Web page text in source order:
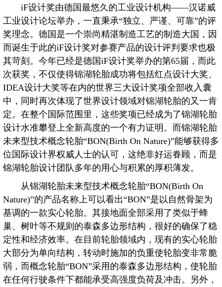
iF设计奖由德国最悠久的工业设计机构——汉诺威
工业设计论坛举办，一直秉承“独立、严谨、可靠”的评
奖理念。德国是一个崇尚精湛制造工艺的制造大国，因
而诞生于此的iF设计奖对参赛产品的设计评判要求也极
其苛刻。今年已经是德国iF设计奖举办的第65届，而此
次获奖，不仅使得锦湖轮胎成功将包括红点设计大奖、
IDEA设计大奖等在内的世界三大设计奖项全部收入囊
中，同时再次体现了世界设计领域对锦湖轮胎的又一肯
定。在整个国际范围里，这些奖项已经成为了锦湖轮胎
设计水准攀登上全新高度的一个有力证明。而锦湖轮胎
未来型技术概念轮胎“BON(Birth On Nature)”能够获得多
位国际设计界权威人士的认可，这绝非好运眷顾，而是
锦湖轮胎设计团队多年的用心与积累的厚积薄发。
从锦湖轮胎未来型技术概念轮胎“BON(Birth On
Nature)”的产品名称上可以看出“BON”是以自然骨架为
基调的一款实心轮胎。其接地面全部采用了类似于蜂
巢、树叶等不规则的泰森多边形结构，很好的确保了稳
定性和经济效率。在目前轮胎领域内，现有的实心轮胎
大部分为单向结构，转动时施加的负重使轮胎变非常脆
弱，而概念轮胎“BON”采用的泰森多边形结构，使轮胎
在任何行驶条件下都能承受高强度负荷及冲击。另外，